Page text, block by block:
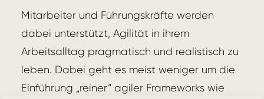
Mitarbeiter und Führungskräfte werden
dabei unterstützt, Agilität in ihrem
Arbeitsalltag pragmatisch und realistisch zu
leben. Dabei geht es meist weniger um die
Einführung „reiner“ agiler Frameworks wie